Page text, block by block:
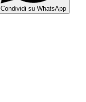
Condividi su WhatsApp